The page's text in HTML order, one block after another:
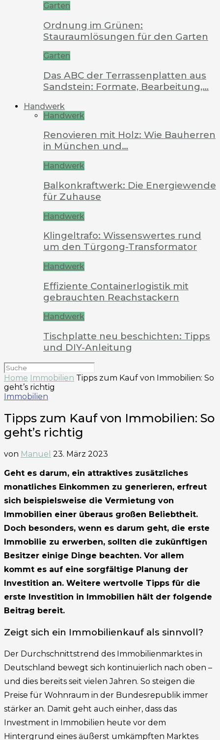
Garten
Ordnung im Grünen:
Stauraumlösungen für den Garten
Garten
Das ABC der Terrassenplatten aus
Sandstein: Formate, Bearbeitung,…
Handwerk
Handwerk
Renovieren mit Holz: Wie Bauherren
in München und…
Handwerk
Balkonkraftwerk: Die Energiewende
für Zuhause
Handwerk
Klingeltrafo: Wissenswertes rund
um den Türgong-Transformator
Handwerk
Effiziente Containerlogistik mit
gebrauchten Reachstackern
Handwerk
Tischplatte neu beschichten: Tipps
und DIY-Anleitung
Home Immobilien Tipps zum Kauf von Immobilien: So
geht’s richtig
Immobilien
Tipps zum Kauf von Immobilien: So
geht’s richtig
von Manuel 23. März 2023
Geht es darum, ein attraktives zusätzliches
monatliches Einkommen zu generieren, erfreut
sich beispielsweise die Vermietung von
Immobilien einer überaus großen Beliebtheit.
Doch besonders, wenn es darum geht, die erste
Immobilie zu erwerben, sollten die zukünftigen
Besitzer einige Dinge beachten. Vor allem
kommt es auf eine sorgfältige Planung der
Investition an. Weitere wertvolle Tipps für die
erste Investition in Immobilien hält der folgende
Beitrag bereit.
Zeigt sich ein Immobilienkauf als sinnvoll?
Der Durchschnittstrend des Immobilienmarktes in
Deutschland bewegt sich kontinuierlich nach oben –
und dies bereits seit vielen Jahren. So steigen die
Preise für Wohnraum in der Bundesrepublik immer
stärker an. Damit geht auch einher, dass das
Investment in Immobilien heute vor dem
Hintergrund eines äußerst umkämpften Marktes